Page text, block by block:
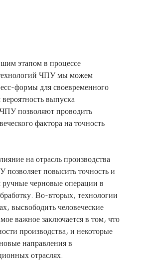
этапом в процессе
ЧПУ мы можем
формы для своевременного
выпуска
позволяют проводить
фактора на точность
на отрасль производства
повысить точность и
ручные черновые операции в
Во-вторых, технологии
высвободить человеческие
важное заключается в том, что
производства, и некоторые
направления в
отраслях.